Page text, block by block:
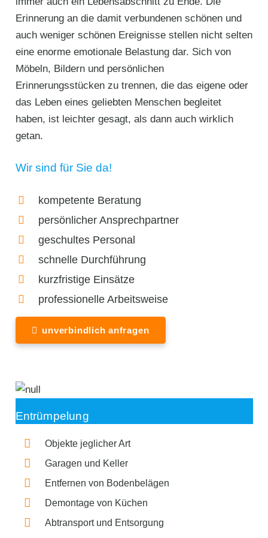
Erinnerung an die damit verbundenen schönen und
auch weniger schönen Ereignisse stellen nicht selten
eine enorme emotionale Belastung dar. Sich von
Möbeln, Bildern und persönlichen
Erinnerungsstücken zu trennen, die das eigene oder
das Leben eines geliebten Menschen begleitet
haben, ist leichter gesagt, als dann auch wirklich
getan.
Wir sind für Sie da!
kompetente Beratung
persönlicher Ansprechpartner
geschultes Personal
schnelle Durchführung
kurzfristige Einsätze
professionelle Arbeitsweise
unverbindlich anfragen
Entrümpelung
Objekte jeglicher Art
Garagen und Keller
Entfernen von Bodenbelägen
Demontage von Küchen
Abtransport und Entsorgung